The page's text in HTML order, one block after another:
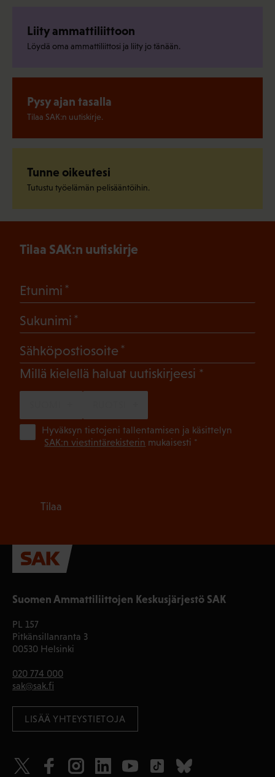
Liity ammattiliittoon
Löydä oma ammattiliittosi ja liity jo tänään.
Pysy ajan tasalla
Tilaa SAK:n uutiskirje.
Tunne oikeutesi
Tutustu työelämän pelisääntöihin.
Suomen Ammattiliittojen Keskusjärjestö SAK
PL 157
Pitkänsillanranta 3
00530 Helsinki
020 774 000
sak@sak.fi
LISÄÄ YHTEYSTIETOJA
Tilaa SAK:n uutiskirje
Etunimi
Sukunimi
Sähköpostiosoite
Millä kielellä haluat uutiskirjeesi (Pakollinen)
Hyväksyn tietojeni tallentamisen ja käsittelyn
SAK:n viestintärekisterin mukaisesti *
Tilaa